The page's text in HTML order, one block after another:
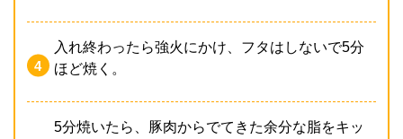
入れ終わったら強火にかけ、フタはしないで5分
ほど焼く。
5分焼いたら、豚肉からでてきた余分な脂をキッ